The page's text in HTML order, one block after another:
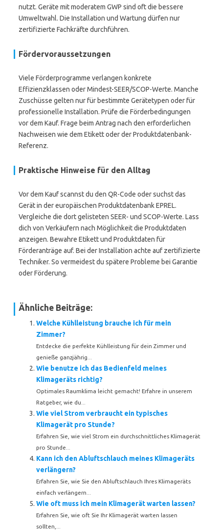
nutzt. Geräte mit moderatem GWP sind oft die bessere
Umweltwahl. Die Installation und Wartung dürfen nur
zertifizierte Fachkräfte durchführen.
Fördervoraussetzungen
Viele Förderprogramme verlangen konkrete
Effizienzklassen oder Mindest-SEER/SCOP-Werte. Manche
Zuschüsse gelten nur für bestimmte Gerätetypen oder für
professionelle Installation. Prüfe die Förderbedingungen
vor dem Kauf. Frage beim Antrag nach den erforderlichen
Nachweisen wie dem Etikett oder der Produktdatenbank-
Referenz.
Praktische Hinweise für den Alltag
Vor dem Kauf scannst du den QR-Code oder suchst das
Gerät in der europäischen Produktdatenbank EPREL.
Vergleiche die dort gelisteten SEER- und SCOP-Werte. Lass
dich von Verkäufern nach Möglichkeit die Produktdaten
anzeigen. Bewahre Etikett und Produktdaten für
Förderanträge auf. Bei der Installation achte auf zertifizierte
Techniker. So vermeidest du spätere Probleme bei Garantie
oder Förderung.
Ähnliche Beiträge:
Welche Kühlleistung brauche ich für mein
Zimmer?
Entdecke die perfekte Kühlleistung für dein Zimmer und
genieße ganzjährig...
Wie benutze ich das Bedienfeld meines
Klimageräts richtig?
Optimales Raumklima leicht gemacht! Erfahre in unserem
Ratgeber, wie du...
Wie viel Strom verbraucht ein typisches
Klimagerät pro Stunde?
Erfahren Sie, wie viel Strom ein durchschnittliches Klimagerät
pro Stunde...
Kann ich den Abluftschlauch meines Klimageräts
verlängern?
Erfahren Sie, wie Sie den Abluftschlauch Ihres Klimageräts
einfach verlängern...
Wie oft muss ich mein Klimagerät warten lassen?
Erfahren Sie, wie oft Sie Ihr Klimagerät warten lassen
sollten,...